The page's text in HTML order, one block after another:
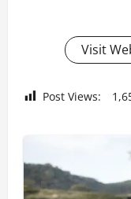
Visit
Post Views: